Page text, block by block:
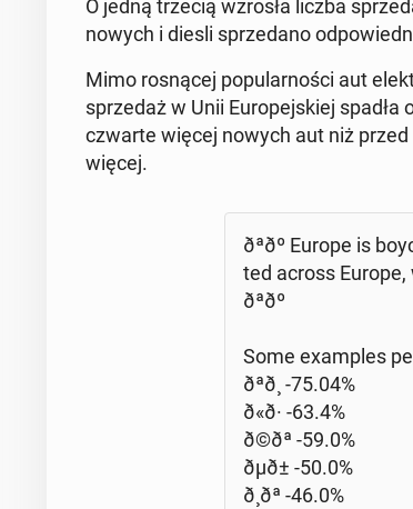
O jedną trzecią wzrosła liczba
no­wych i diesli sprze­da­no
Mimo ro­sną­cej po­pu­lar­no­ści aut
sprze­daż w Unii Eu­ro­pej­skiej spadła
czwarte więcej nowych aut niż
więcej.
ðªðº Europe is
ted across Europe,
ðªðº
Some exam­ples
ðªð¸ -75.04%
ð«ð· -63.4%
ð©ðª -59.0%
ðµð± -50.0%
ð¸ðª -46.0%